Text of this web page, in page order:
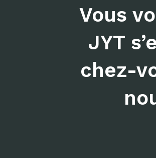
Vous
JYT
chez-